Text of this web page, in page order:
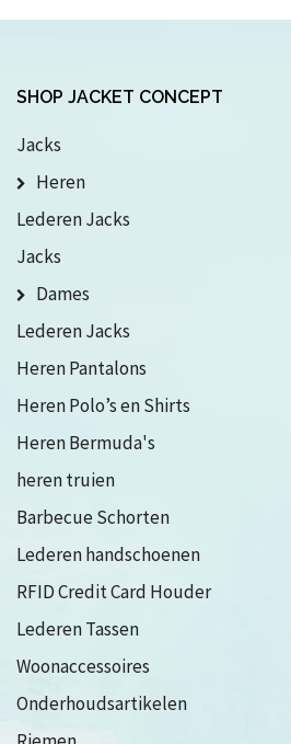
SHOP JACKET CONCEPT
Jacks
Heren
Lederen Jacks
Jacks
Dames
Lederen Jacks
Heren Pantalons
Heren Polo’s en Shirts
Heren Bermuda's
heren truien
Barbecue Schorten
Lederen handschoenen
RFID Credit Card Houder
Lederen Tassen
Woonaccessoires
Onderhoudsartikelen